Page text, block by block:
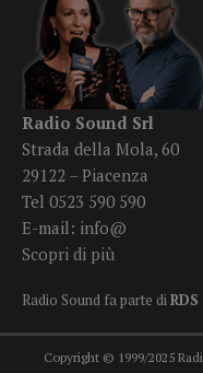
Radio Sound Srl
Strada della Mola, 60
29122 – Piacenza
Tel 0523 590 590
E-mail: info@
Scopri di più
Radio Sound fa parte di
Copyright © 1999/2025